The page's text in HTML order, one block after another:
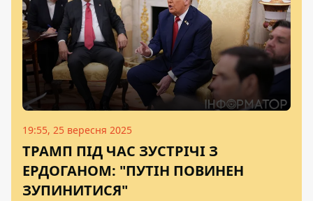
19:55, 25 вересня 2025
ТРАМП ПІД ЧАС ЗУСТРІЧІ З
ЕРДОГАНОМ: "ПУТІН ПОВИНЕН
ЗУПИНИТИСЯ"